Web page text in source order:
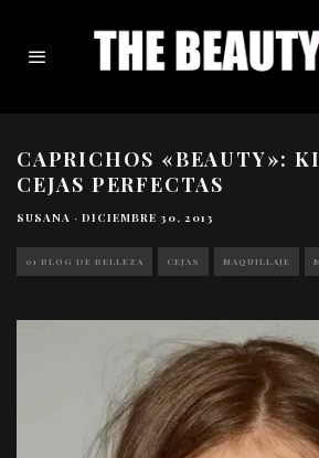
CAPRICHOS «BEAUTY»:
CEJAS PERFECTAS
SUSANA · DICIEMBRE 30, 2013
01 BLOG DE BELLEZA CEJAS MAQUILLAJE